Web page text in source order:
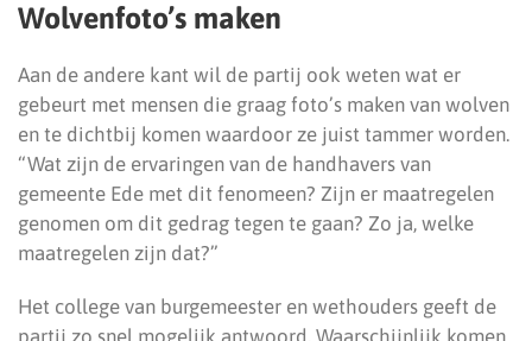
Wolvenfoto’s maken
Aan de andere kant wil de partij ook weten wat er
gebeurt met mensen die graag foto’s maken van wolven
en te dichtbij komen waardoor ze juist tammer worden.
“Wat zijn de ervaringen van de handhavers van
gemeente Ede met dit fenomeen? Zijn er maatregelen
genomen om dit gedrag tegen te gaan? Zo ja, welke
maatregelen zijn dat?”
Het college van burgemeester en wethouders geeft de